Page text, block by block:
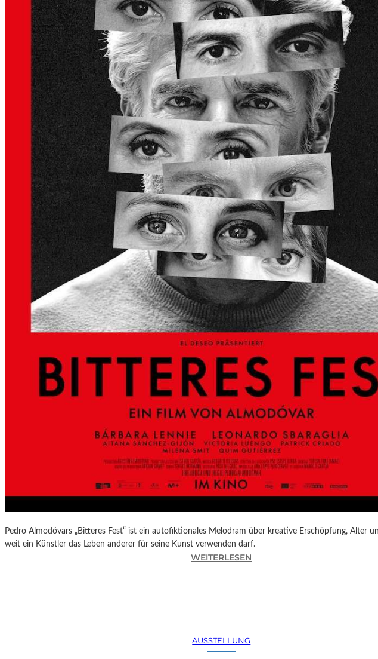
Pedro Almodóvars „Bitteres Fest“ ist ein autofiktionales Melodram über kreative Erschöpfung, Alter
weit ein Künstler das Leben anderer für seine Kunst verwenden darf.
WEITERLESEN
B
AUSSTELLUNG